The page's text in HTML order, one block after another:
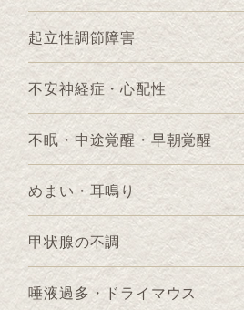
起立性調節障害
不安神経症・心配性
不眠・中途覚醒・早朝覚醒
めまい・耳鳴り
甲状腺の不調
唾液過多・ドライマウス